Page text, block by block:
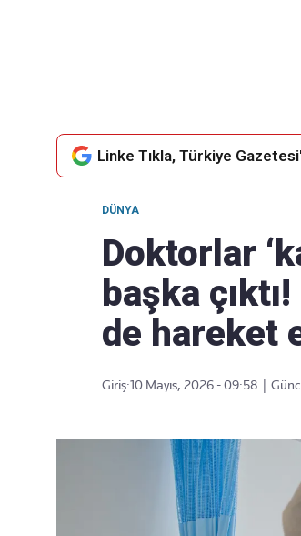
Linke Tıkla, Türkiye
DÜNYA
Doktorlar
başka
de hareket
Giriş:10 Mayıs, 2026 - 09:58